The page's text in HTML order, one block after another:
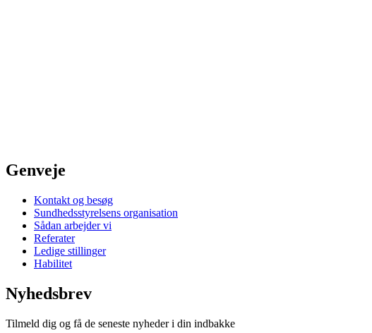
Genveje
Kontakt og besøg
Sundhedsstyrelsens organisation
Sådan arbejder vi
Referater
Ledige stillinger
Habilitet
Nyhedsbrev
Tilmeld dig og få de seneste nyheder i din indbakke